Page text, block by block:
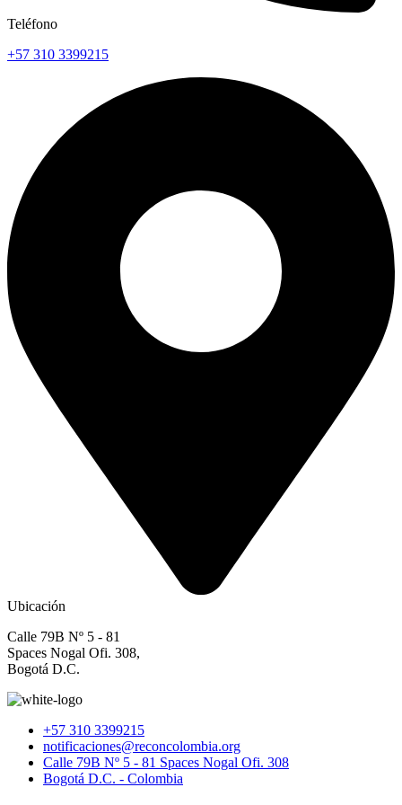
Teléfono
+57 310 3399215
Ubicación
Calle 79B Nº 5 - 81
Spaces Nogal Ofi. 308,
Bogotá D.C.
+57 310 3399215
notificaciones@reconcolombia.org
Calle 79B Nº 5 - 81 Spaces Nogal Ofi. 308
Bogotá D.C. - Colombia